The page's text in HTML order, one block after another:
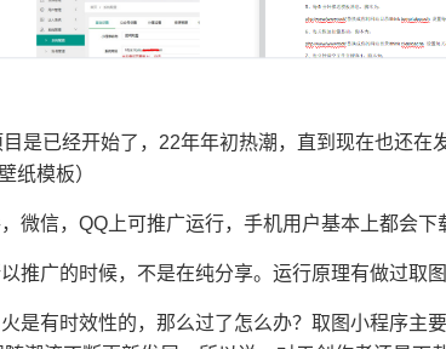
是已经开始了，22年年初热潮，直到现在也还在
纸模板）
微信，QQ上可推广运行，手机用户基本上都会下
推广的时候，不是在纯分享。运行原理有做过取图
是有时效性的，那么过了怎么办？取图小程序主